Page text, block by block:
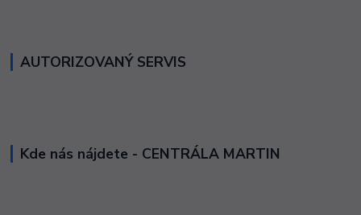
AUTORIZOVANÝ SERVIS
Kde nás nájdete - CENTRÁLA MARTIN